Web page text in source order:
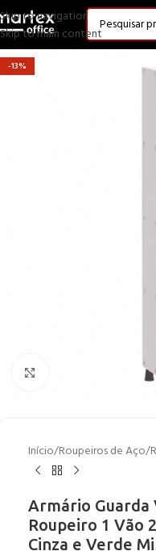
Skip to navigation
Skip to main content
-13%
Início/Roupeiros de Aço/
Armário Guarda
Roupeiro 1 Vão
Cinza e Verde